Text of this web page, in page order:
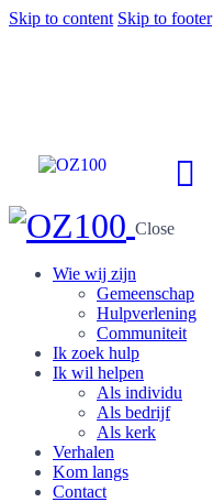
Skip to content Skip to footer
Close
Wie wij zijn
Gemeenschap
Hulpverlening
Communiteit
Ik zoek hulp
Ik wil helpen
Als individu
Als bedrijf
Als kerk
Verhalen
Kom langs
Contact